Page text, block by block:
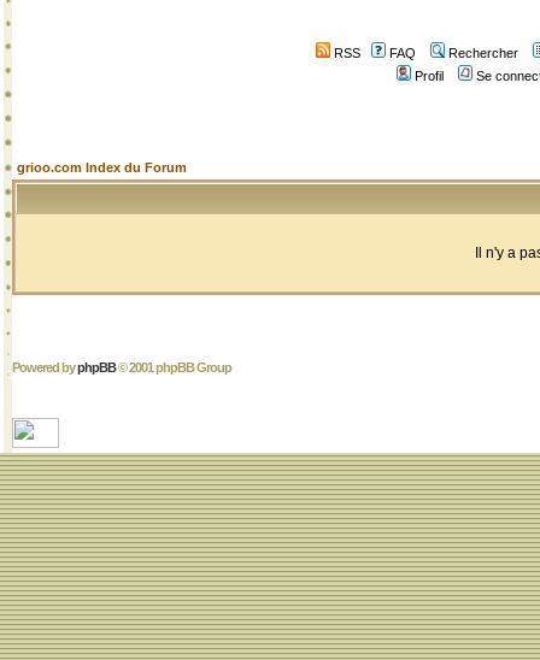
RSS FAQ
Rechercher
Profil
Se
grioo.com Index du Forum
Il n'y a
Powered byphpBB© 2001 phpBB Group